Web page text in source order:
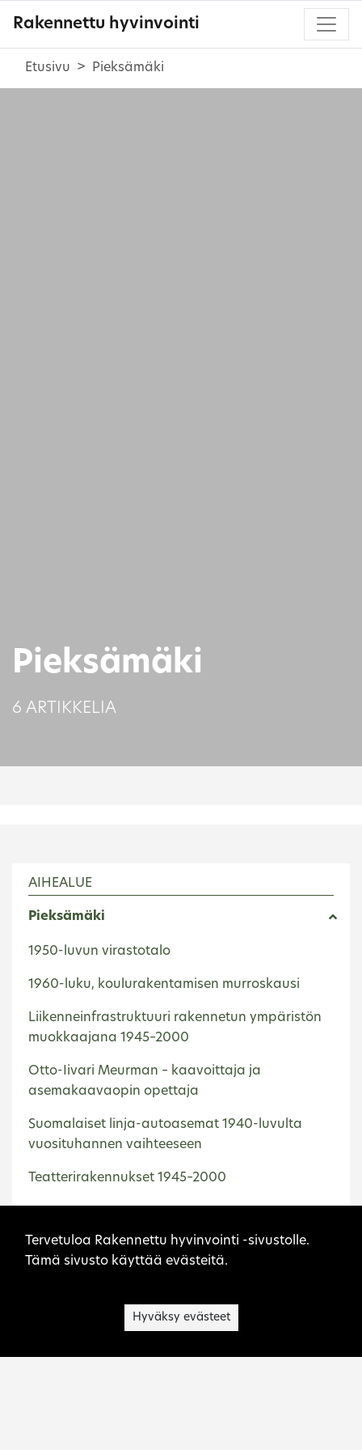
Rakennettu hyvinvointi
Etusivu Pieksämäki
Pieksämäki
6 ARTIKKELIA
AIHEALUE
Pieksämäki
1950-luvun virastotalo
1960-luku, koulurakentamisen murroskausi
Liikenneinfrastruktuuri rakennetun ympäristön
muokkaajana 1945–2000
Otto-Iivari Meurman – kaavoittaja ja
asemakaavaopin opettaja
Suomalaiset linja-autoasemat 1940-luvulta
vuosituhannen vaihteeseen
Teatterirakennukset 1945–2000
Etusivu Pieksämäki
Sivuston evästeet
Tervetuloa Rakennettu hyvinvointi -sivustolle.
Tämä sivusto käyttää evästeitä.
Hyväksy evästeet